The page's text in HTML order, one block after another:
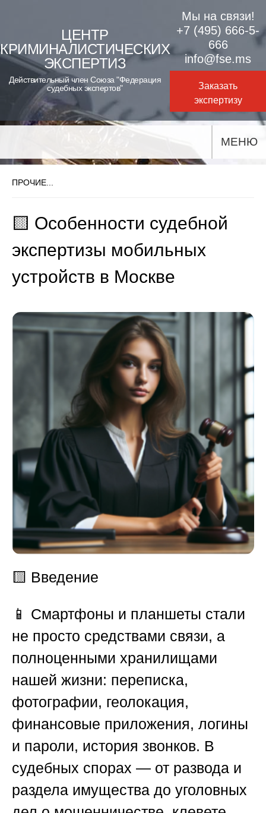
content
ЦЕНТР
КРИМИНАЛИСТИЧЕСКИХ
ЭКСПЕРТИЗ
Действительный член Союза "Федерация
судебных экспертов"
Мы на связи!
+7 (495) 666-5-
666
info@fse.ms
Заказать
экспертизу
МЕНЮ
ПРОЧИЕ...
🟨 Особенности судебной
экспертизы мобильных
устройств в Москве
🟨 Введение
📱 Смартфоны и планшеты стали
не просто средствами связи, а
полноценными хранилищами
нашей жизни: переписка,
фотографии, геолокация,
финансовые приложения, логины
и пароли, история звонков. В
судебных спорах — от развода и
раздела имущества до уголовных